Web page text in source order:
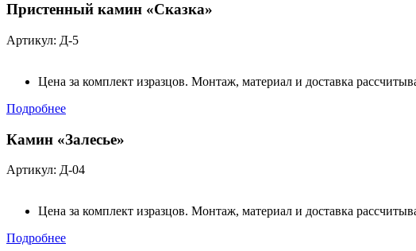
Пристенный камин «Сказка»
Артикул: Д-5
Цена за комплект изразцов. Монтаж, материал и доставка
Подробнее
Камин «Залесье»
Артикул: Д-04
Цена за комплект изразцов. Монтаж, материал и доставка
Подробнее